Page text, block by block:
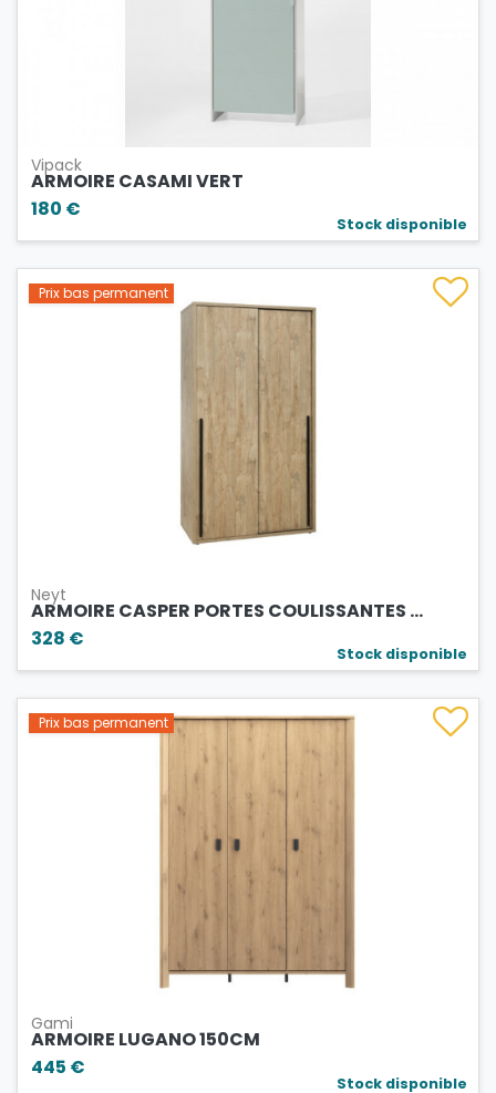
Vipack
ARMOIRE CASAMI VERT
180 €
Stock disponible
Prix bas permanent
Neyt
ARMOIRE CASPER PORTES COULISSANTES ...
328 €
Stock disponible
Prix bas permanent
Gami
ARMOIRE LUGANO 150CM
445 €
Stock disponible